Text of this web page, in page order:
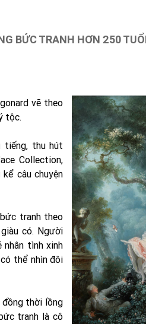
BỨC TRANH HƠN 250
vẽ theo
tộc.
tiếng, thu hút
Collection,
câu chuyện
tranh theo
có. Người
nhân tình xinh
thể nhìn đôi
đồng thời lồng
tranh là cô